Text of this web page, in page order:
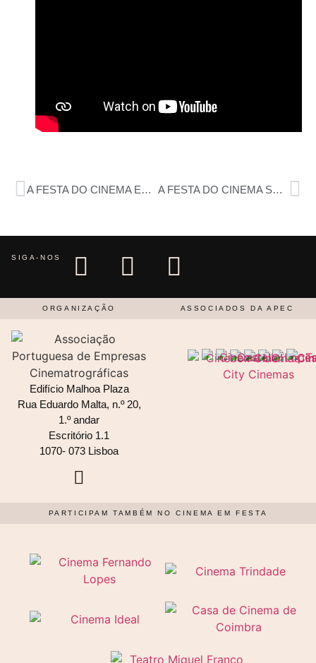
A FESTA DO CINEMA ESTÁ DE REGRESSO! A FESTA DO CINEMA SUPEROU EXPECTATIVAS
SIGA-NOS
ORGANIZAÇÃO
Edifício Malhoa Plaza
Rua Eduardo Malta, n.º 20,
1.º andar
Escritório 1.1
1070- 073 Lisboa
ASSOCIADOS DA APEC
PARTICIPAM TAMBÉM NO CINEMA EM FESTA